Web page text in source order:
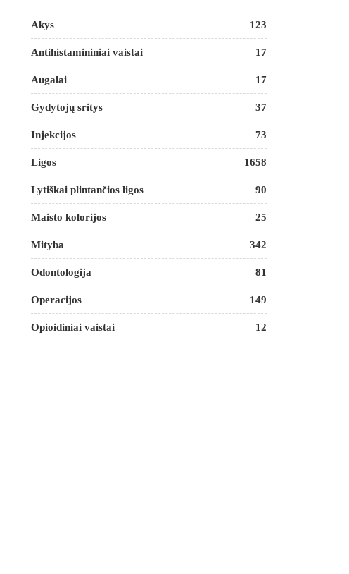
Akys 123
Antihistamininiai vaistai 17
Augalai 17
Gydytojų sritys 37
Injekcijos 73
Ligos 1658
Lytiškai plintančios ligos 90
Maisto kolorijos 25
Mityba 342
Odontologija 81
Operacijos 149
Opioidiniai vaistai 12